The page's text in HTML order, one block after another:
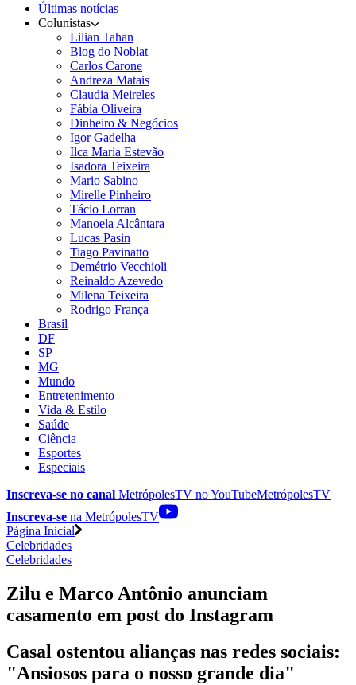
Últimas notícias
Colunistas
Lilian Tahan
Blog do Noblat
Carlos Carone
Andreza Matais
Claudia Meireles
Fábia Oliveira
Dinheiro & Negócios
Igor Gadelha
Ilca Maria Estevão
Isadora Teixeira
Mario Sabino
Mirelle Pinheiro
Tácio Lorran
Manoela Alcântara
Lucas Pasin
Tiago Pavinatto
Demétrio Vecchioli
Reinaldo Azevedo
Milena Teixeira
Rodrigo França
Brasil
DF
SP
MG
Mundo
Entretenimento
Vida & Estilo
Saúde
Ciência
Esportes
Especiais
Inscreva-se no canal MetrópolesTV noYouTubeMetrópolesTV
Inscreva-se na MetrópolesTV
Página Inicial
Celebridades
Celebridades
Zilu e Marco Antônio anunciam
casamento em post do Instagram
Casal ostentou alianças nas redes sociais:
"Ansiosos para o nosso grande dia"